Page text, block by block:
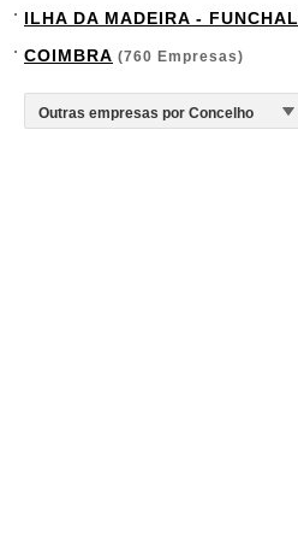
ILHA DA MADEIRA - FUNCHAL
COIMBRA (760 Empresas)